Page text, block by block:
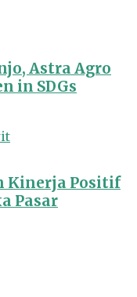
Astra Agro
in SDGs
Kinerja Positif
Pasar